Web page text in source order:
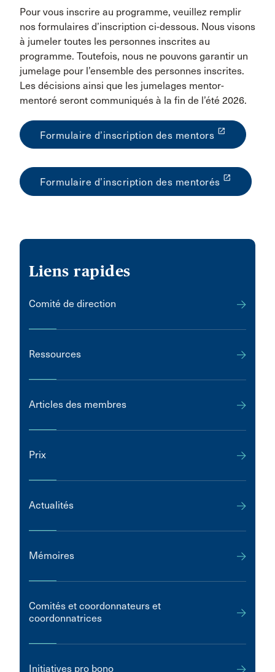
Pour vous inscrire au programme, veuillez remplir
nos formulaires d’inscription ci-dessous. Nous visons
à jumeler toutes les personnes inscrites au
programme. Toutefois, nous ne pouvons garantir un
jumelage pour l’ensemble des personnes inscrites.
Les décisions ainsi que les jumelages mentor-
mentoré seront communiqués à la fin de l’été 2026.
Formulaire d’inscription des mentors launch
Formulaire d’inscription des mentorés launch
Liens rapides
Comité de direction
Ressources
Articles des membres
Prix
Actualités
Mémoires
Comités et coordonnateurs et
coordonnatrices
Initiatives pro bono